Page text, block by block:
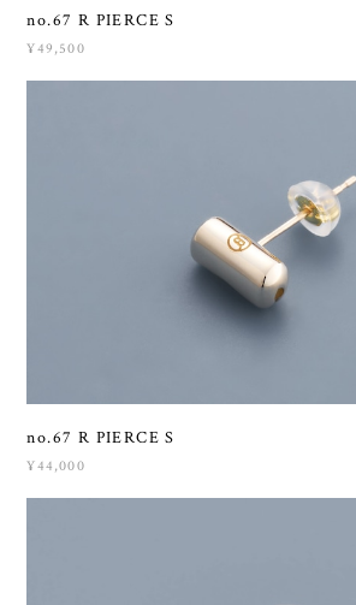
no.67 R PIERCE S
¥49,500
no.67 R PIERCE S
¥44,000